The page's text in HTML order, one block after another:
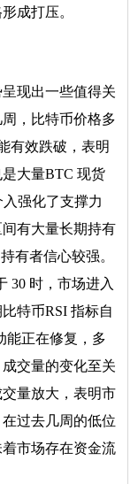
成打压。
现出一些值得关
，比特币价格多
有效跌破，表明
大量BTC 现货
强化了支撑力
有大量长期持有
有者信心较强。
30 时，市场进入
特币RSI 指标自
能正在修复，多
交量的变化至关
量放大，表明市
过去几周的低位
市场存在资金流